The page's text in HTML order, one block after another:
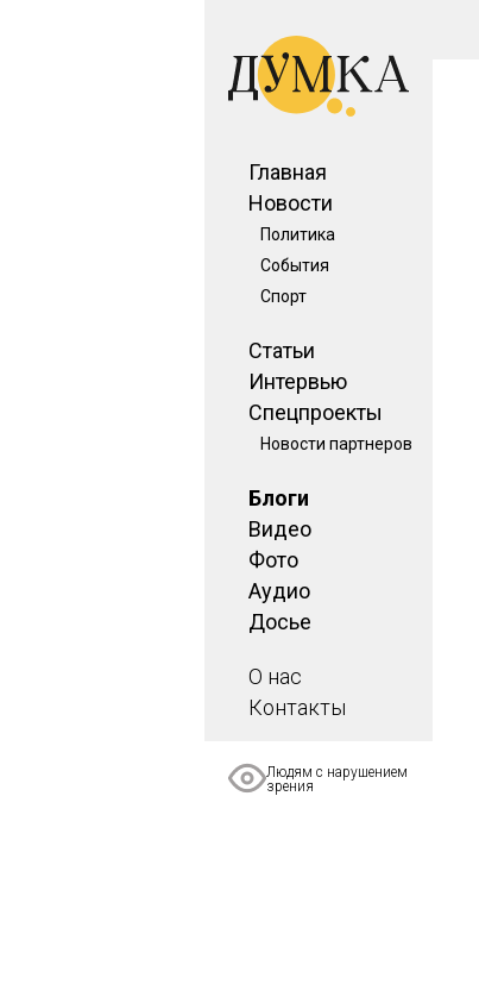
Главная
Новости
Политика
События
Спорт
Статьи
Интервью
Спецпроекты
Новости партнеров
Блоги
Видео
Фото
Аудио
Досье
О нас
Контакты
Людям с нарушением
зрения